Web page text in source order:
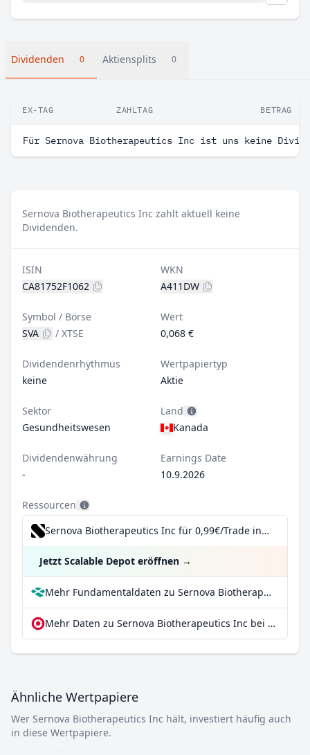
Dividenden 0 Aktiensplits 0
EX-TAG ZAHLTAG BETRAG
Für Sernova Biotherapeutics Inc ist uns keine
Sernova Biotherapeutics Inc zahlt aktuell keine
Dividenden.
ISIN
CA81752F1062
WKN
A411DW
Symbol / Börse
SVA
/ XTSE
Wert
0,068 €
Dividendenrhythmus
keine
Wertpapiertyp
Aktie
Sektor
Gesundheitswesen
Land
Kanada
Dividendenwährung
-
Earnings Date
10.9.2026
Ressourcen
Sernova Biotherapeutics Inc für 0,99€/Trade inkl. Dividend Reinvestment Plan
Jetzt Scalable Depot eröffnen →
Mehr Fundamentaldaten zu Sernova Biotherapeutics Inc bei Parqet
Mehr Daten zu Sernova Biotherapeutics Inc bei extraETF
Ähnliche Wertpapiere
Wer Sernova Biotherapeutics Inc hält, investiert häufig auch
in diese Wertpapiere.